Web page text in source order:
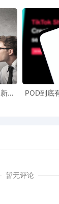
以来增长超
电商生态
数千名员工
着超过
10万
规模的创业者
体现了亚马
手
POD到底
暂无评论